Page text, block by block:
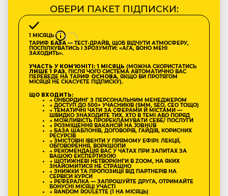
ОБЕРИ ПАКЕТ ПІДПИСКИ:
1 МІСЯЦЬ
ТАРИФ БАЗА— ТЕСТ-ДРАЙВ, ЩОБ ВІДЧУТИ АТМОСФЕРУ,
ПОСПІЛКУВАТИСЬ І ЗРОЗУМІТИ: «АГА, ВОНО МЕНІ
ЗАХОДИТЬ».
УЧАСТЬ У КОМʼЮНІТІ: 1 МІСЯЦЬ (МОЖНА СКОРИСТАТИСЬ
ЛИШЕ 1 РАЗ, ПІСЛЯ ЧОГО СИСТЕМА АВТОМАТИЧНО ВАС
ПЕРЕВЕДЕ НА ТАРИФ ОСНОВА, ЯКЩО ВИ ПРОТЯГОМ
МІСЯЦЯ НЕ СКАСУЄТЕ ПІДПИСКУ).
ЩО ВХОДИТЬ:
→ ОНБОРДИНГ З ПЕРСОНАЛЬНИМ МЕНЕДЖЕРОМ
→ ДОСТУП ДО 500+ УЧАСНИКІВ (SMM, SEO, CEO ТОЩО)
→ ТЕМАТИЧНІ ЧАТИ ЗА СФЕРАМИ Й МІСТАМИ —
ШВИДКО ЗНАХОДИТЕ ТИХ, ХТО В ТЕМІ АБО ПОРЯД
→ МОЖЛИВІСТЬ ПРОРЕКЛАМУВАТИ СЕБЕ/ ПОСЛУГИ
→ РОЗМІЩЕННЯ ВАКАНСІЙ НА JOBHUB
→ БАЗА ШАБЛОНІВ, ДОГОВОРІВ, ГАЙДІВ, КОРИСНИХ
РЕСУРСІВ
→ ЗМІСТОВНІ ІВЕНТИ У ПРЯМОМУ ЕФІРІ: ЛЕКЦІЇ,
ОБГОВОРЕННЯ, ВОРКШОПИ
→ РЕКОМЕНДАЦІЯ ВАС У ЧАТАХ ПРИ ЗАПИТАХ ЗА
ВАШОЮ ЕКСПЕРТИЗОЮ
→ ЩОТИЖНЕВІ НЕТВОРКІНГИ В ZOOM, НА ЯКИХ
ЗНАЙОМИТИСЯ НЕ СТРАШНО
→ ЗНИЖКИ ТА ПРОПОЗИЦІЇ ВІД ПАРТНЕРІВ НА
СЕРВІСИ КУРСИ
→ РЕФЕРАЛКА — ЗАПРОШУЙТЕ ДРУГА, ОТРИМАЙТЕ
БОНУСНІ МІСЯЦІ УЧАСТІ
→ RANDOM ROULETTE (1 НА МІСЯЦЬ)